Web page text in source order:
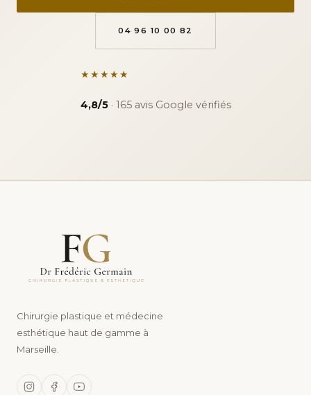
04 96 10 00 82
★★★★★
4,8/5· 165 avis Google vérifiés
Chirurgie plastique et médecine
esthétique haut de gamme à
Marseille.